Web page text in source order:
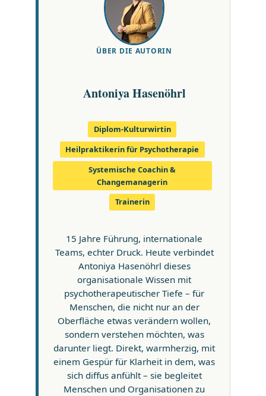
ÜBER DIE AUTORIN
Antoniya Hasenöhrl
Diplom-Kulturwirtin
Heilpraktikerin für Psychotherapie
Systemische Coachin &
Changemanagerin
Trainerin
15 Jahre Führung, internationale
Teams, echter Druck. Heute verbindet
Antoniya Hasenöhrl dieses
organisationale Wissen mit
psychotherapeutischer Tiefe – für
Menschen, die nicht nur an der
Oberfläche etwas verändern wollen,
sondern verstehen möchten, was
darunter liegt. Direkt, warmherzig, mit
einem Gespür für Klarheit in dem, was
sich diffus anfühlt – sie begleitet
Menschen und Organisationen zu